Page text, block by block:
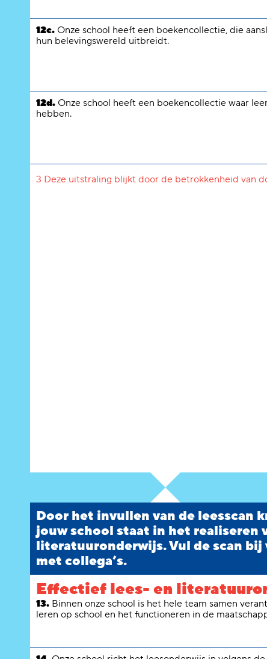
12c. Onze school heeft een boekencollectie, die
hun belevingswereld uitbreidt.
12d. Onze school heeft een boekencollectie waar
hebben.
3 Deze uitstraling blijkt door de betrokkenheid van
Door het invullen van de leesscan
jouw school staat in het realiseren
literatuuronderwijs. Vul de scan bij
met collega’s.
Effectief lees- en
13. Binnen onze school is het hele team samen
leren op school en het functioneren in de